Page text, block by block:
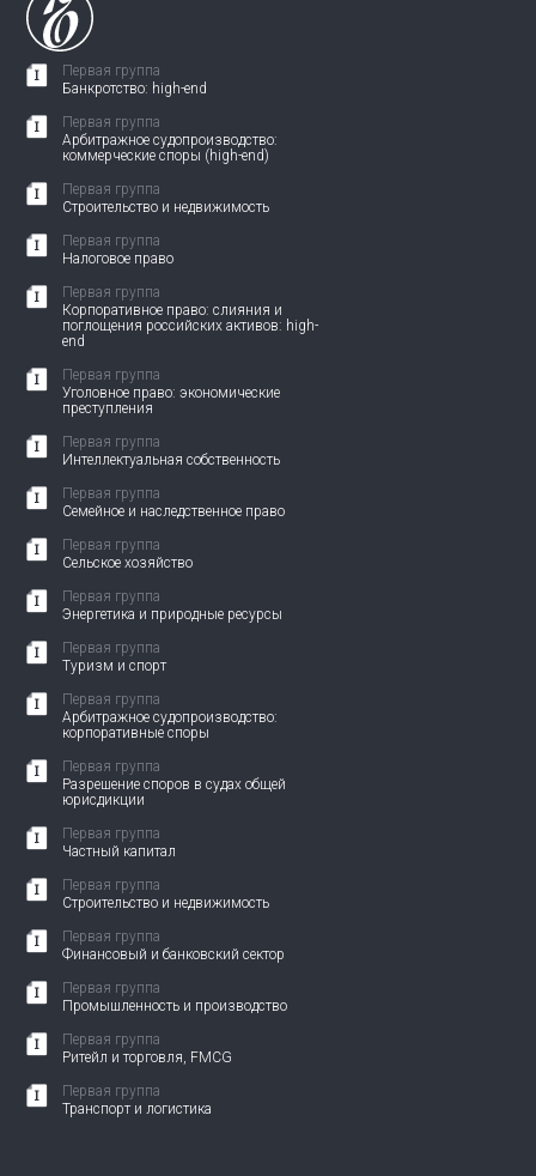
Первая группа
Банкротство: high-end
Первая группа
Арбитражное судопроизводство:
коммерческие споры (high-end)
Первая группа
Строительство и недвижимость
Первая группа
Налоговое право
Первая группа
Корпоративное право: слияния и
поглощения российских активов: high-
end
Первая группа
Уголовное право: экономические
преступления
Первая группа
Интеллектуальная собственность
Первая группа
Семейное и наследственное право
Первая группа
Сельское хозяйство
Первая группа
Энергетика и природные ресурсы
Первая группа
Туризм и спорт
Первая группа
Арбитражное судопроизводство:
корпоративные споры
Первая группа
Разрешение споров в судах общей
юрисдикции
Первая группа
Частный капитал
Первая группа
Строительство и недвижимость
Первая группа
Финансовый и банковский сектор
Первая группа
Промышленность и производство
Первая группа
Ритейл и торговля, FMCG
Первая группа
Транспорт и логистика